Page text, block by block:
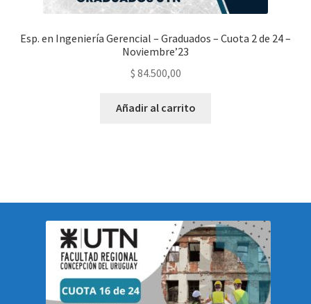
Esp. en Ingeniería Gerencial – Graduados – Cuota 2 de 24 –
Noviembre’23
$ 84.500,00
Añadir al carrito